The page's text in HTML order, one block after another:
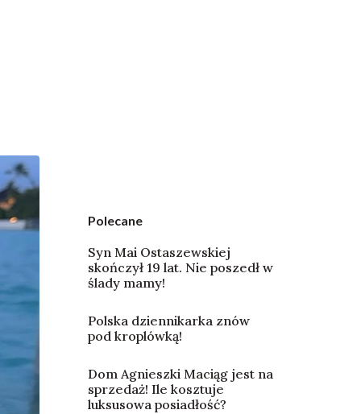
Polecane
Syn Mai Ostaszewskiej
skończył 19 lat. Nie poszedł w
ślady mamy!
Polska dziennikarka znów
pod kroplówką!
Dom Agnieszki Maciąg jest na
sprzedaż! Ile kosztuje
luksusowa posiadłość?